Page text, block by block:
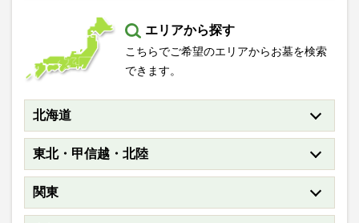
エリアから探す
こちらでご希望のエリアからお墓を検索
できます。
北海道
東北・甲信越・北陸
関東